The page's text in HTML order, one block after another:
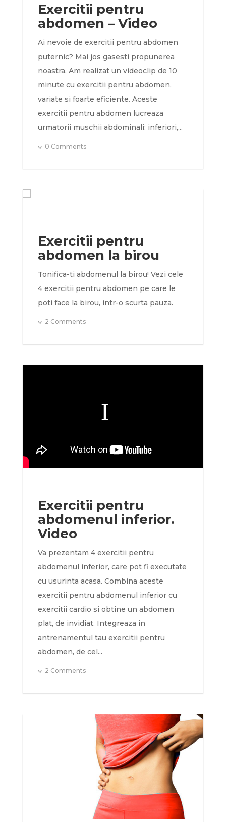
Exercitii pentru
abdomen – Video
Ai nevoie de exercitii pentru abdomen
puternic? Mai jos gasesti propunerea
noastra. Am realizat un videoclip de 10
minute cu exercitii pentru abdomen,
variate si foarte eficiente. Aceste
exercitii pentru abdomen lucreaza
urmatorii muschii abdominali: inferiori,...
0 Comments
Exercitii pentru
abdomen la birou
Tonifica-ti abdomenul la birou! Vezi cele
4 exercitii pentru abdomen pe care le
poti face la birou, intr-o scurta pauza.
2 Comments
Exercitii pentru
abdomenul inferior.
Video
Va prezentam 4 exercitii pentru
abdomenul inferior, care pot fi executate
cu usurinta acasa. Combina aceste
exercitii pentru abdomenul inferior cu
exercitii cardio si obtine un abdomen
plat, de invidiat. Integreaza in
antrenamentul tau exercitii pentru
abdomen, de cel...
2 Comments